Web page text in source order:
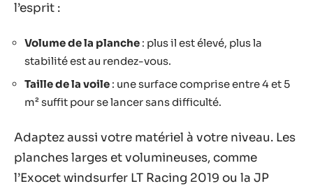
l’esprit :
Volume de la planche : plus il est élevé, plus la
stabilité est au rendez-vous.
Taille de la voile : une surface comprise entre 4 et 5
m² suffit pour se lancer sans difficulté.
Adaptez aussi votre matériel à votre niveau. Les
planches larges et volumineuses, comme
l’Exocet windsurfer LT Racing 2019 ou la JP